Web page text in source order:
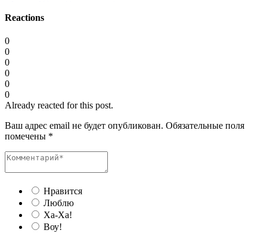
Reactions
0
0
0
0
0
0
Already reacted for this post.
Ваш адрес email не будет опубликован. Обязательные поля
помечены *
Нравится
Люблю
Ха-Ха!
Воу!